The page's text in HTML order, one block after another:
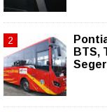
BTS,